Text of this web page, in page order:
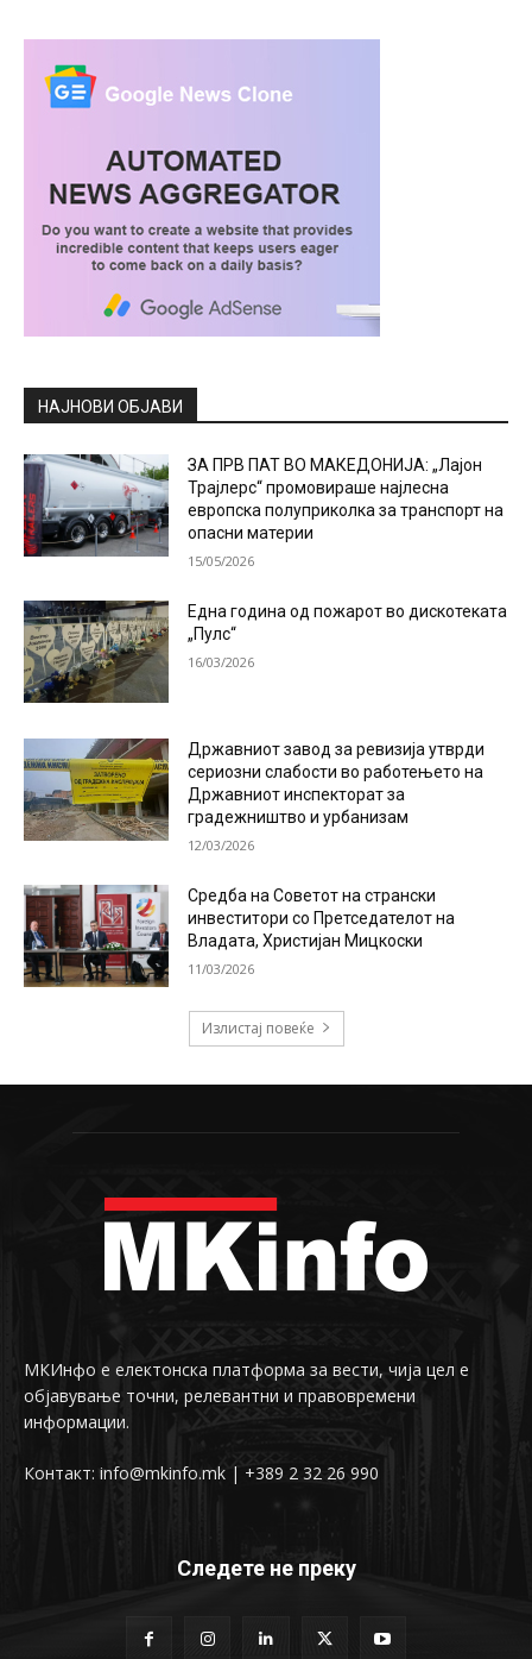
НАЈНОВИ ОБЈАВИ
ЗА ПРВ ПАТ ВО МАКЕДОНИЈА: „Лајон
Трајлерс“ промовираше најлесна
европска полуприколка за транспорт на
опасни материи
15/05/2026
Една година од пожарот во дискотеката
„Пулс“
16/03/2026
Државниот завод за ревизија утврди
сериозни слабости во работењето на
Државниот инспекторат за
градежништво и урбанизам
12/03/2026
Средба на Советот на странски
инвеститори со Претседателот на
Владата, Христијан Мицкоски
11/03/2026
Излистај повеќе
МКИнфо е електонска платформа за вести, чија цел е
објавување точни, релевантни и правовремени
информации.
Контакт: info@mkinfo.mk | +389 2 32 26 990
Следете не преку